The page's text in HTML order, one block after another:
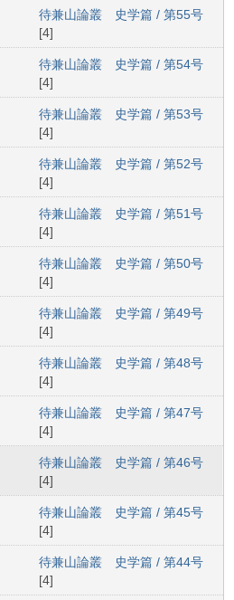
待兼山論叢 史学篇 / 第55号
[4]
待兼山論叢 史学篇 / 第54号
[4]
待兼山論叢 史学篇 / 第53号
[4]
待兼山論叢 史学篇 / 第52号
[4]
待兼山論叢 史学篇 / 第51号
[4]
待兼山論叢 史学篇 / 第50号
[4]
待兼山論叢 史学篇 / 第49号
[4]
待兼山論叢 史学篇 / 第48号
[4]
待兼山論叢 史学篇 / 第47号
[4]
待兼山論叢 史学篇 / 第46号
[4]
待兼山論叢 史学篇 / 第45号
[4]
待兼山論叢 史学篇 / 第44号
[4]